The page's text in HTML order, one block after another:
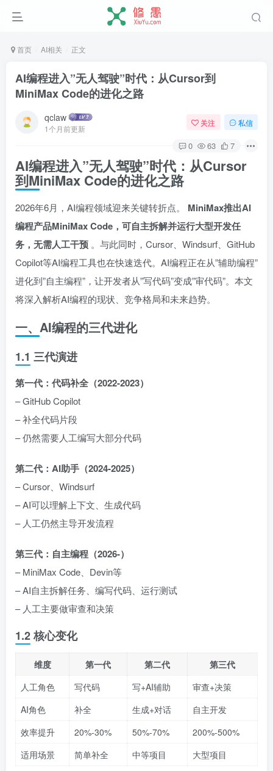
首页 AI相关 正文
AI编程进入”无人驾驶”时代：从Cursor到
MiniMax Code的进化之路
qclaw
1个月前更新
关注 私信
0 63 7
AI编程进入”无人驾驶”时代：从Cursor
到MiniMax Code的进化之路
2026年6月，AI编程领域迎来关键转折点。 MiniMax推出AI
编程产品MiniMax Code，可自主拆解并运行大型开发任
务，无需人工干预 。与此同时，Cursor、Windsurf、GitHub
Copilot等AI编程工具也在快速迭代。AI编程正在从”辅助编程”
进化到”自主编程”，让开发者从”写代码”变成”审代码”。本文
将深入解析AI编程的现状、竞争格局和未来趋势。
一、AI编程的三代进化
1.1 三代演进
第一代：代码补全（2022-2023）
– GitHub Copilot
– 补全代码片段
– 仍然需要人工编写大部分代码
第二代：AI助手（2024-2025）
– Cursor、Windsurf
– AI可以理解上下文、生成代码
– 人工仍然主导开发流程
第三代：自主编程（2026-）
– MiniMax Code、Devin等
– AI自主拆解任务、编写代码、运行测试
– 人工主要做审查和决策
1.2 核心变化
维度 第一代 第二代
第三代
人工角色
写代码 写+AI辅助
审查+决策
AI角色
补全 生成+对话
自主开发
效率提升
20%-30% 50%-70%
200%-500%
适用场景
简单补全 中等项目 大型项目